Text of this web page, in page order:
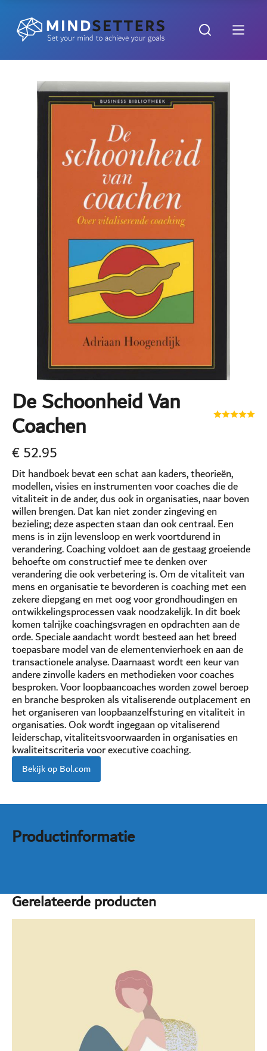
De Schoonheid Van
Coachen
€52.95
Dit handboek bevat een schat aan kaders, theorieën,
modellen, visies en instrumenten voor coaches die de
vitaliteit in de ander, dus ook in organisaties, naar boven
willen brengen. Dat kan niet zonder zingeving en
bezieling; deze aspecten staan dan ook centraal. Een
mens is in zijn levensloop en werk voortdurend in
verandering. Coaching voldoet aan de gestaag groeiende
behoefte om constructief mee te denken over
verandering die ook verbetering is. Om de vitaliteit van
mens en organisatie te bevorderen is coaching met een
zekere diepgang en met oog voor grondhoudingen en
ontwikkelingsprocessen vaak noodzakelijk. In dit boek
komen talrijke coachingsvragen en opdrachten aan de
orde. Speciale aandacht wordt besteed aan het breed
toepasbare model van de elementenvierhoek en aan de
transactionele analyse. Daarnaast wordt een keur van
andere zinvolle kaders en methodieken voor coaches
besproken. Voor loopbaancoaches worden zowel beroep
en branche besproken als vitaliserende outplacement en
het organiseren van loopbaanzelfsturing en vitaliteit in
organisaties. Ook wordt ingegaan op vitaliserend
leiderschap, vitaliteitsvoorwaarden in organisaties en
kwaliteitscriteria voor executive coaching.
Bekijk op Bol.com
Productinformatie
Gerelateerde producten